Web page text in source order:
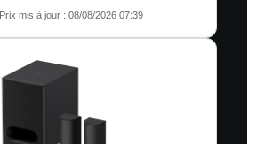
Prix mis à jour : 08/08/2026 07:39